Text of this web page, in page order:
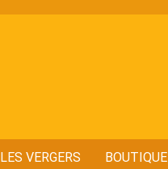
LES VERGERS BOUTIQUE